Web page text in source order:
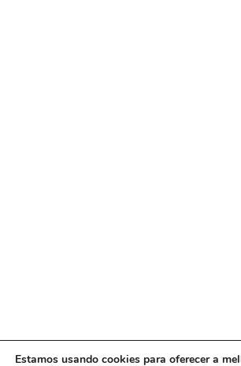
Estamos usando cookies para oferecer a